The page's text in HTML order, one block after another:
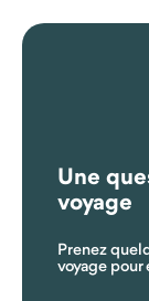
Une
voyage
Prenez
voyage